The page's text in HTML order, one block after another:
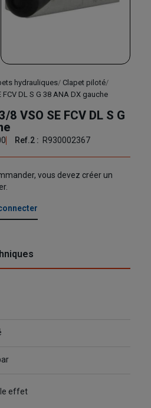
hydrauliques Clapet piloté
DL S G 38 ANA DX gauche
VSO SE FCV DL S G
Ref.2 : R930002367
vous devez créer un
effet